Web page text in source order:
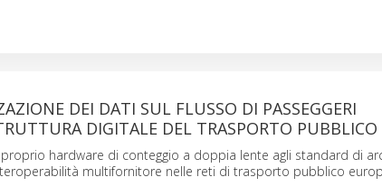
DEI DATI SUL FLUSSO DI PASSEGGERI
DIGITALE DEL TRASPORTO PUBBLICO
hardware di conteggio a doppia lente agli standard di
multifornitore nelle reti di trasporto pubblico